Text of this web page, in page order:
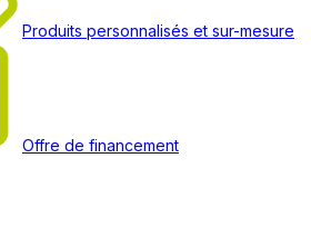
Produits personnalisés et sur-mesure
Offre de financement